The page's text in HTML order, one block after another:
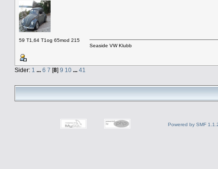
59 T1,64 T1og 65mod 215
Seaside VW Klubb
Sider: 1 ... 6 7 [8] 9 10 ... 41
Powered by SMF